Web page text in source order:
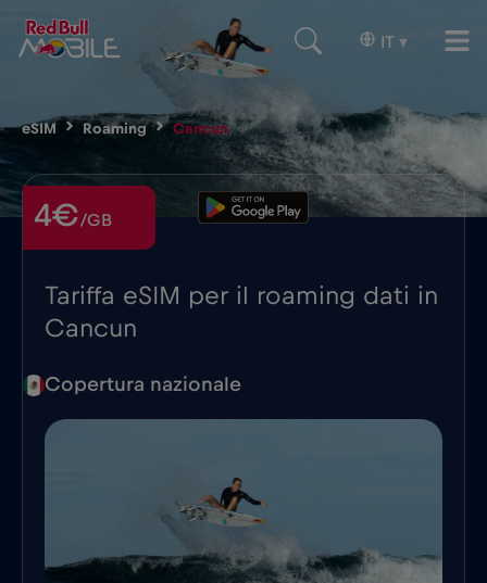
IT ▾
eSIM Roaming Cancun
Tariffa eSIM per il roaming dati in
Cancun
4€/GB
Copertura nazionale